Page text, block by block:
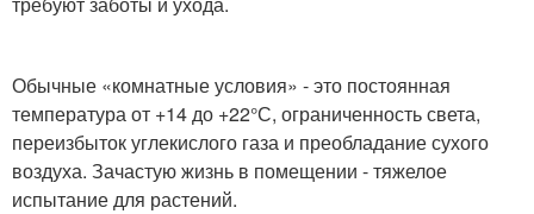
Обычные «комнатные условия» - это постоянная
температура от +14 до +22°С, ограни­ченность света,
переизбыток углекислого газа и пре­обладание сухого
воздуха. Зачастую жизнь в помещении - тяжелое
испытание для растений.